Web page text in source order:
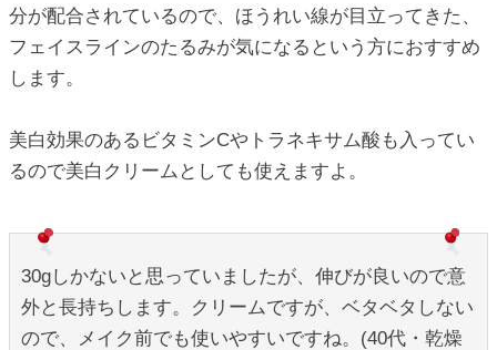
分が配合されているので、ほうれい線が目立ってきた、
フェイスラインのたるみが気になるという方におすすめ
します。
美白効果のあるビタミンCやトラネキサム酸も入ってい
るので美白クリームとしても使えますよ。
30gしかないと思っていましたが、伸びが良いので意
外と長持ちします。クリームですが、ベタベタしない
ので、メイク前でも使いやすいですね。(40代・乾燥